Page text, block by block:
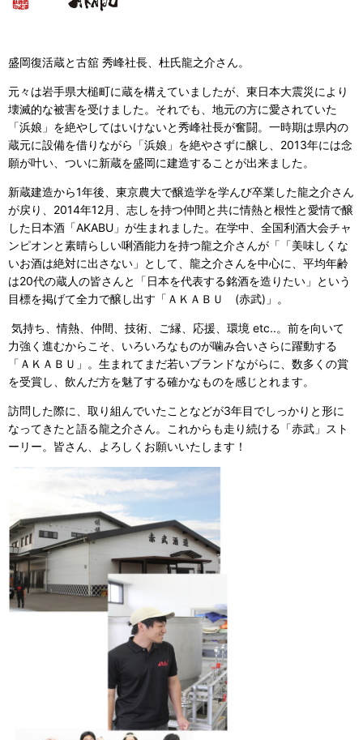
盛岡復活蔵と古舘 秀峰社長、杜氏龍之介さん。
元々は岩手県大槌町に蔵を構えていましたが、東日本大震災により
壊滅的な被害を受けました。それでも、地元の方に愛されていた
「浜娘」を絶やしてはいけないと秀峰社長が奮闘。一時期は県内の
蔵元に設備を借りながら「浜娘」を絶やさずに醸し、2013年には念
願が叶い、ついに新蔵を盛岡に建造することが出来ました。
新蔵建造から1年後、東京農大で醸造学を学んび卒業した龍之介さん
が戻り、2014年12月、志しを持つ仲間と共に情熱と根性と愛情で醸
した日本酒「AKABU」が生まれました。在学中、全国利酒大会チャ
ンピオンと素晴らしい唎酒能力を持つ龍之介さんが「「美味しくな
いお酒は絶対に出さない」として、龍之介さんを中心に、平均年齢
は20代の蔵人の皆さんと「日本を代表する銘酒を造りたい」という
目標を掲げて全力で醸し出す「ＡＫＡＢＵ (赤武)」。
気持ち、情熱、仲間、技術、ご縁、応援、環境 etc..。前を向いて
力強く進むからこそ、いろいろなものが噛み合いさらに躍動する
「ＡＫＡＢＵ」。生まれてまだ若いブランドながらに、数多くの賞
を受賞し、飲んだ方を魅了する確かなものを感じとれます。
訪問した際に、取り組んでいたことなどが3年目でしっかりと形に
なってきたと語る龍之介さん。これからも走り続ける「赤武」スト
ーリー。皆さん、よろしくお願いいたします！